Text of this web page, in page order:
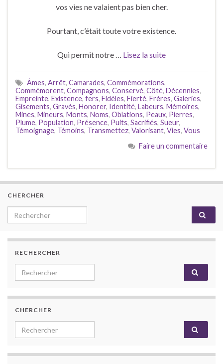
vos vies ne valaient pas bien cher.
Pourtant, c’était toute votre existence.
Qui permit notre … Lisez la suite
Âmes, Arrêt, Camarades, Commémorations,
Commémorent, Compagnons, Conservé, Côté, Décennies,
Empreinte, Existence, fers, Fidèles, Fierté, Frères, Galeries,
Gisements, Gravés, Honorer, Identité, Labeurs, Mémoires,
Mines, Mineurs, Monts, Noms, Oblations, Peaux, Pierres,
Plume, Population, Présence, Puits, Sacrifiés, Sueur,
Témoignage, Témoins, Transmettez, Valorisant, Vies, Vous
Faire un commentaire
CHERCHER
Search for:
RECHERCHER
Search for:
CHERCHER
Search for: